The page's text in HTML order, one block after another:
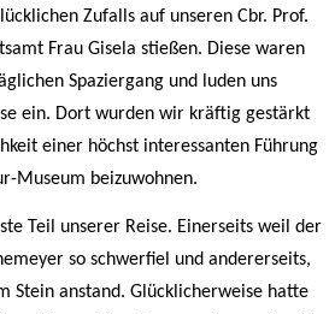
Zufalls auf unseren Cbr. Prof.
Frau Gisela stießen. Diese waren
Spaziergang und luden uns
ein. Dort wurden wir kräftig gestärkt
einer höchst interessanten Führung
Museum beizuwohnen.
Teil unserer Reise. Einerseits weil der
so schwerfiel und andererseits,
Stein anstand. Glücklicherweise hatte